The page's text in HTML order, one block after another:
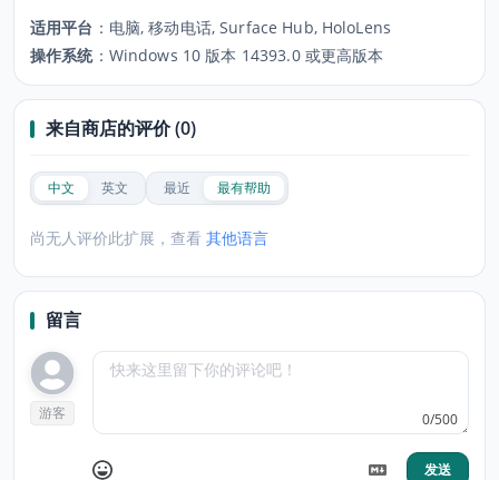
适用平台 ： 电脑, 移动电话, Surface Hub, HoloLens
操作系统： Windows 10 版本 14393.0 或更高版本
来自商店的评价 (0)
中文 英文 最近 最有帮助
尚无人评价此扩展，查看 其他语言
留言
游客 0/500
发送